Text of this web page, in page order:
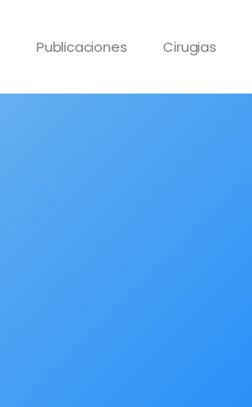
Publicaciones Cirugias